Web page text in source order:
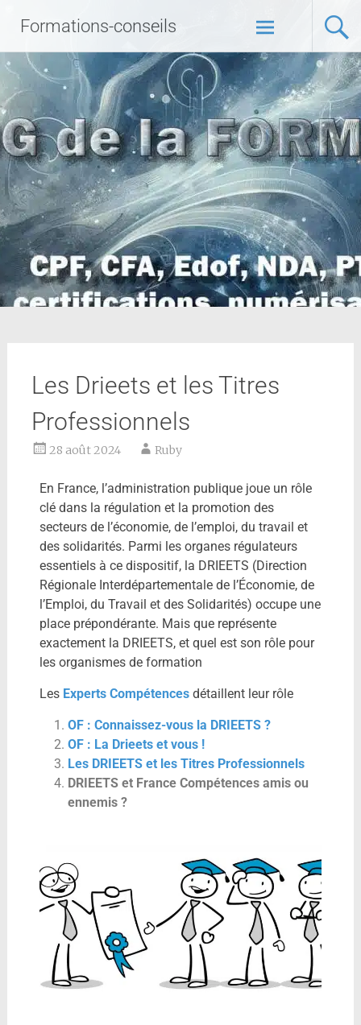
Formations-conseils
Les Drieets et les Titres
Professionnels
28 août 2024 Ruby
En France, l’administration publique joue un rôle
clé dans la régulation et la promotion des
secteurs de l’économie, de l’emploi, du travail et
des solidarités. Parmi les organes régulateurs
essentiels à ce dispositif, la DRIEETS (Direction
Régionale Interdépartementale de l’Économie, de
l’Emploi, du Travail et des Solidarités) occupe une
place prépondérante. Mais que représente
exactement la DRIEETS, et quel est son rôle pour
les organismes de formation
Les Experts Compétences détaillent leur rôle
OF : Connaissez-vous la DRIEETS ?
OF : La Drieets et vous !
Les DRIEETS et les Titres Professionnels
DRIEETS et France Compétences amis ou
ennemis ?